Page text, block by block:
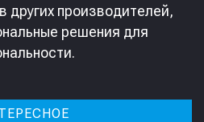
других производителей,
решения для